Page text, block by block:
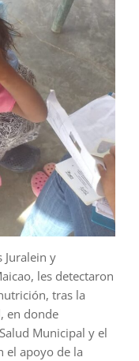
Juralein y
les detectaron
tras la
en donde
Municipal y el
el apoyo de la